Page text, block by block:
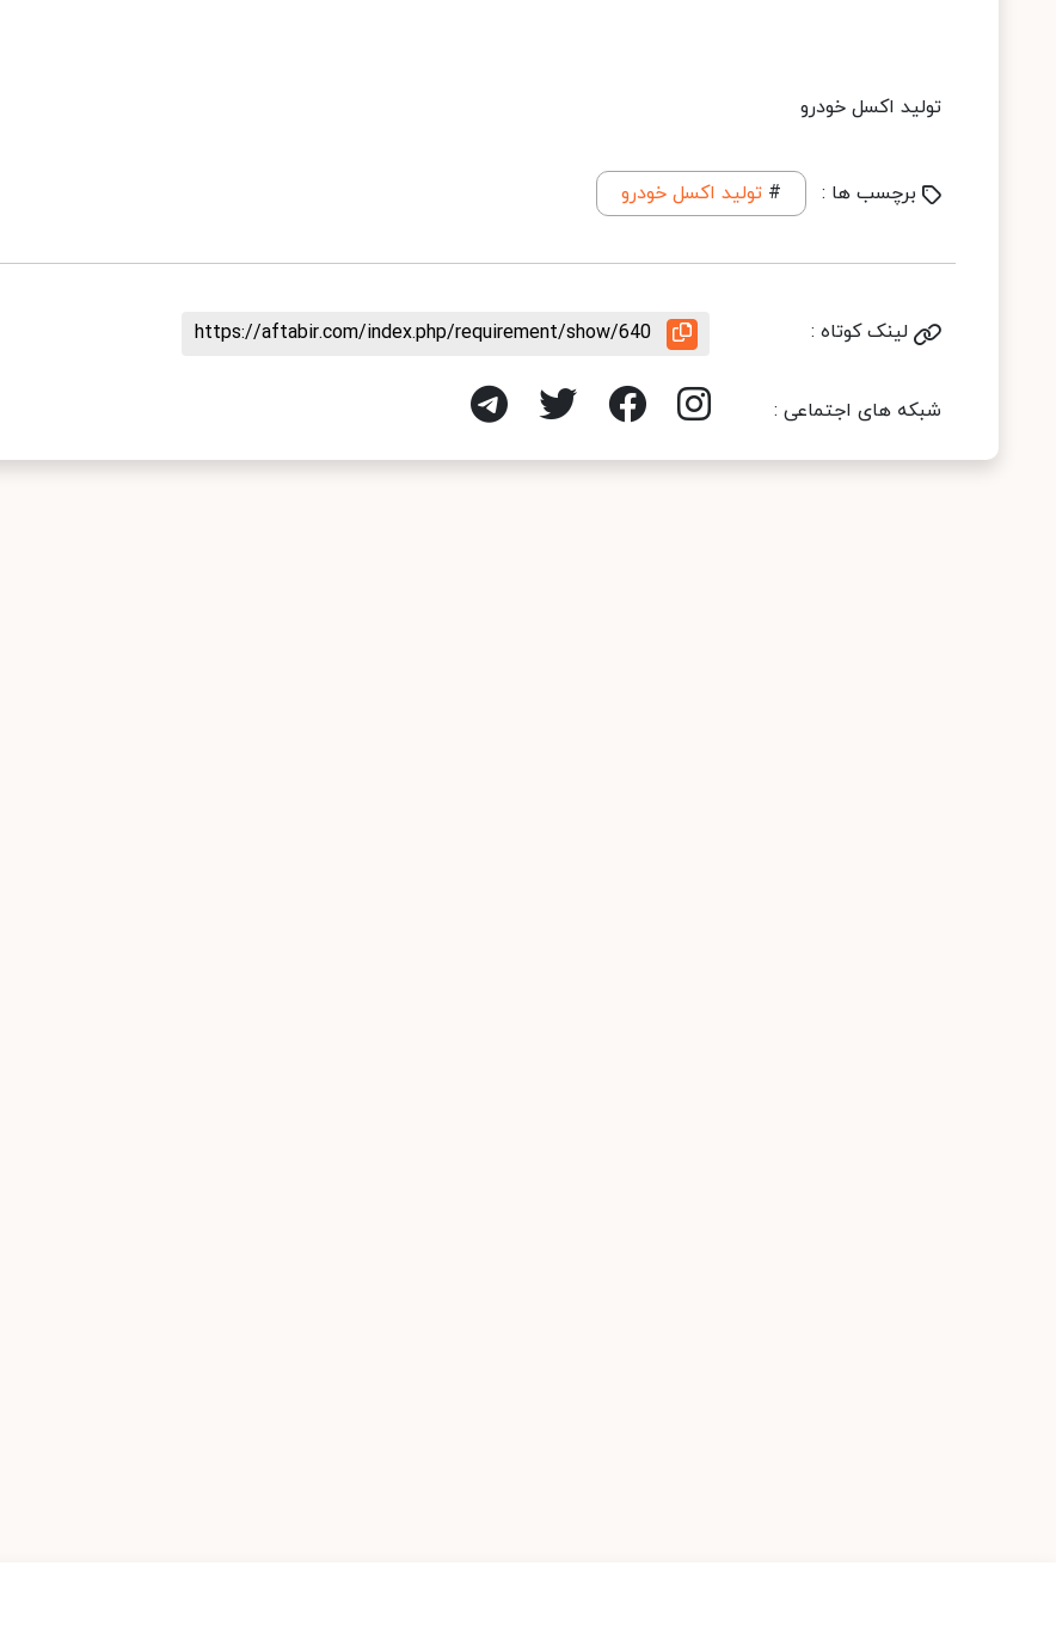
تولید اکسل خودرو
برچسب ها : # تولید اکسل خودرو
لینک کوتاه : https://aftabir.com/index.php/requirement/show/640
شبکه های اجتماعی :